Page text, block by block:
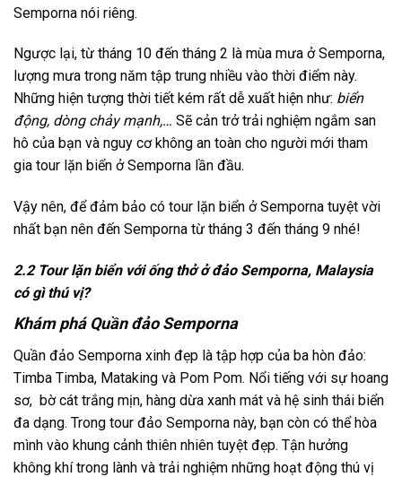
Semporna nói riêng.
Ngược lại, từ tháng 10 đến tháng 2 là mùa mưa ở Semporna,
lượng mưa trong năm tập trung nhiều vào thời điểm này.
Những hiện tượng thời tiết kém rất dễ xuất hiện như: biển
động, dòng chảy mạnh,… Sẽ cản trở trải nghiệm ngắm san
hô của bạn và nguy cơ không an toàn cho người mới tham
gia tour lặn biển ở Semporna lần đầu.
Vậy nên, để đảm bảo có tour lặn biển ở Semporna tuyệt vời
nhất bạn nên đến Semporna từ tháng 3 đến tháng 9 nhé!
2.2 Tour lặn biển với ống thở ở đảo Semporna, Malaysia
có gì thú vị?
Khám phá Quần đảo Semporna
Quần đảo Semporna xinh đẹp là tập hợp của ba hòn đảo:
Timba Timba, Mataking và Pom Pom. Nổi tiếng với sự hoang
sơ, bờ cát trắng mịn, hàng dừa xanh mát và hệ sinh thái biển
đa dạng. Trong tour đảo Semporna này, bạn còn có thể hòa
mình vào khung cảnh thiên nhiên tuyệt đẹp. Tận hưởng
không khí trong lành và trải nghiệm những hoạt động thú vị